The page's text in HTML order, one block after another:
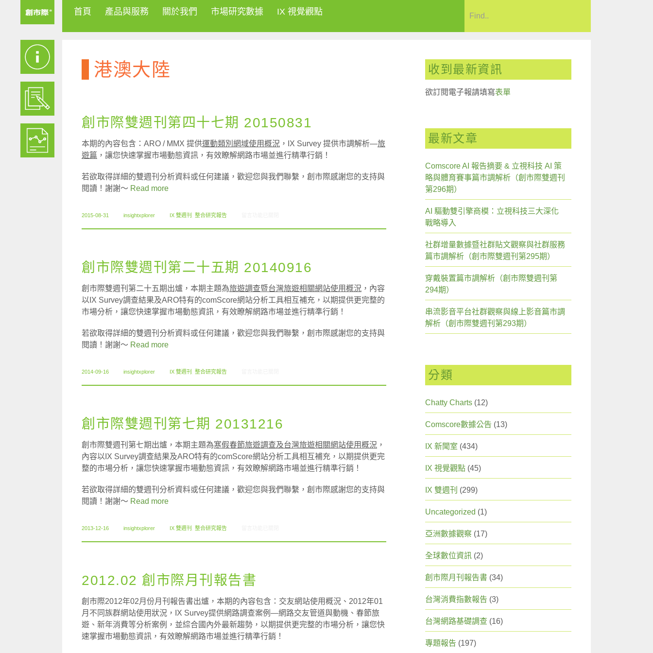
首頁 產品與服務 關於我們 市場研究數據 IX 視覺觀點
港澳大陸
創市際雙週刊第四十七期 20150831
本期的內容包含：ARO / MMX 提供運動類別網域使用概況 ，IX Survey 提供市調解析—旅
遊篇 ，讓您快速掌握市場動態資訊，有效瞭解網路市場並進行精準行銷！
若欲取得詳細的雙週刊分析資料或任何建議，歡迎您與我們聯繫，創市際感謝您的支持與
閱讀！謝謝～ Read more
2015-08-31 insightxplorer IX 雙週刊 整合研究報告
創市際雙週刊第二十五期 20140916
創市際雙週刊第二十五期出爐，本期主題為旅遊調查暨台灣旅遊相關網站使用概況 ，內容
以IX Survey調查結果及ARO特有的comScore網站分析工具相互補充，以期提供更完整的
市場分析，讓您快速掌握市場動態資訊，有效瞭解網路市場並進行精準行銷！
若欲取得詳細的雙週刊分析資料或任何建議，歡迎您與我們聯繫，創市際感謝您的支持與
閱讀！謝謝～ Read more
2014-09-16 insightxplorer IX 雙週刊 整合研究報告
創市際雙週刊第七期 20131216
創市際雙週刊第七期出爐，本期主題為寒假春節旅遊調查及台灣旅遊相關網站使用概況 ，
內容以IX Survey調查結果及ARO特有的comScore網站分析工具相互補充，以期提供更完
整的市場分析，讓您快速掌握市場動態資訊，有效瞭解網路市場並進行精準行銷！
若欲取得詳細的雙週刊分析資料或任何建議，歡迎您與我們聯繫，創市際感謝您的支持與
閱讀！謝謝～ Read more
2013-12-16 insightxplorer IX 雙週刊 整合研究報告
2012.02 創市際月刊報告書
創市際2012年02月份月刊報告書出爐，本期的內容包含：交友網站使用概況、2012年01
月不同族群網站使用狀況，IX Survey提供網路調查案例—網路交友管道與動機、春節旅
遊、新年消費等分析案例，並綜合國內外最新趨勢，以期提供更完整的市場分析，讓您快
速掌握市場動態資訊，有效瞭解網路市場並進行精準行銷！
收到最新資訊
欲訂閱電子報請填寫表單
最新文章
Comscore AI 報告摘要 & 立視科技 AI 策
略與體育賽事篇市調解析（創市際雙週刊
第296期）
AI 驅動雙引擎商模：立視科技三大深化
戰略導入
社群增量數據暨社群貼文觀察與社群服務
篇市調解析（創市際雙週刊第295期）
穿戴裝置篇市調解析（創市際雙週刊第
294期）
串流影音平台社群觀察與線上影音篇市調
解析（創市際雙週刊第293期）
分類
Chatty Charts (12)
Comscore數據公告 (13)
IX 新聞室 (434)
IX 視覺觀點 (45)
IX 雙週刊 (299)
Uncategorized (1)
亞洲數據觀察 (17)
全球數位資訊 (2)
創市際月刊報告書 (34)
台灣消費指數報告 (3)
台灣網路基礎調查 (16)
專題報告 (197)